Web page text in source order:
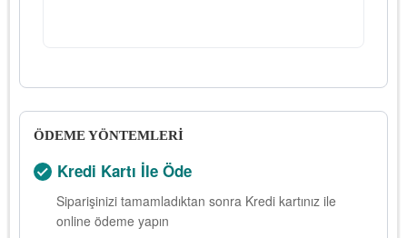
ÖDEME YÖNTEMLERİ
Kredi Kartı İle Öde
Siparişinizi tamamladıktan sonra Kredi kartınız ile
online ödeme yapın